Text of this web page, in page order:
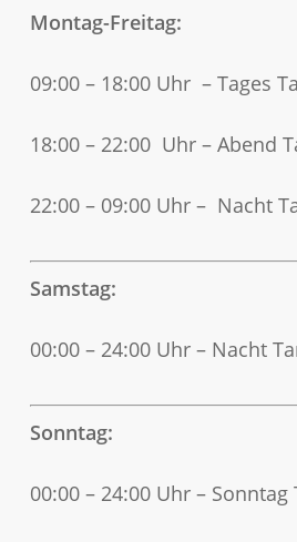
Montag-Freitag:
09:00 – 18:00 Uhr – Tages
18:00 – 22:00 Uhr – Abend
22:00 – 09:00 Uhr – Nacht
Samstag:
00:00 – 24:00 Uhr – Nacht
Sonntag:
00:00 – 24:00 Uhr –